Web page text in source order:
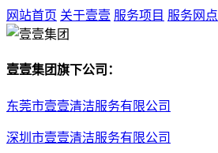
网站首页 关于壹壹 服务项目 服务网点
壹壹集团旗下公司：
东莞市壹壹清洁服务有限公司
深圳市壹壹清洁服务有限公司